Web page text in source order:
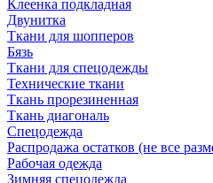
Клеенка подкладная
Двунитка
Ткани для шопперов
Бязь
Ткани для спецодежды
Технические ткани
Ткань прорезиненная
Ткань диагональ
Спецодежда
Распродажа остатков (не все
Рабочая одежда
Зимняя спецодежда